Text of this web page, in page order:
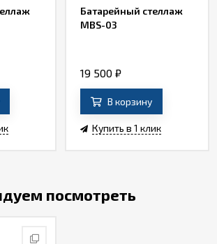
Батарейный стеллаж
MBS-03
19 500 ₽
В корзину
Купить в 1 клик
посмотреть